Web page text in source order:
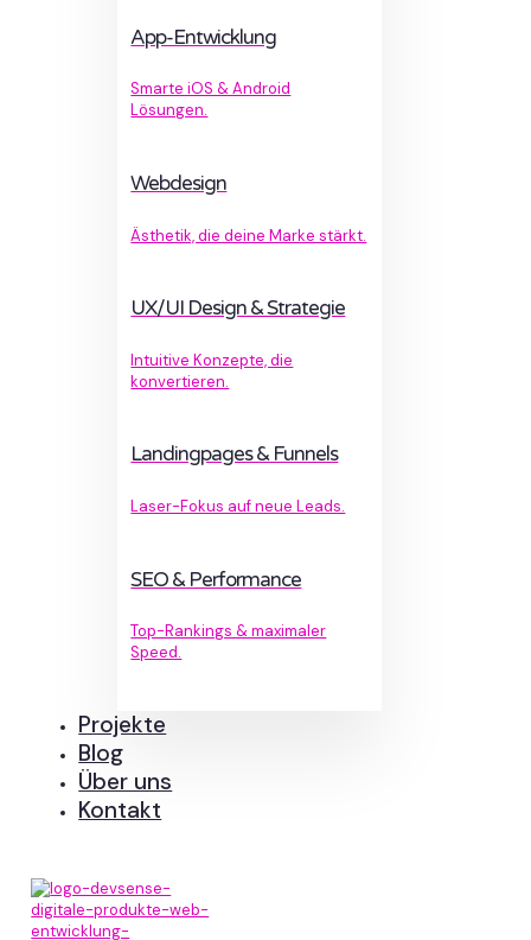
App-Entwicklung
Smarte iOS & Android
Lösungen.
Webdesign
Ästhetik, die deine Marke stärkt.
UX/UI Design & Strategie
Intuitive Konzepte, die
konvertieren.
Landingpages & Funnels
Laser-Fokus auf neue Leads.
SEO & Performance
Top-Rankings & maximaler
Speed.
Projekte
Blog
Über uns
Kontakt